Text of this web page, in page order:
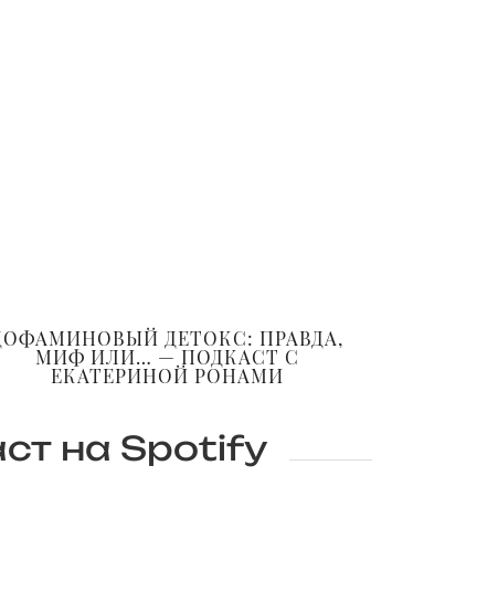
ДЕТОКС: ПРАВДА,
МИФ ИЛИ… — ПОДКАСТ С
ЕКАТЕРИНОЙ РОНАМИ
на Spotify